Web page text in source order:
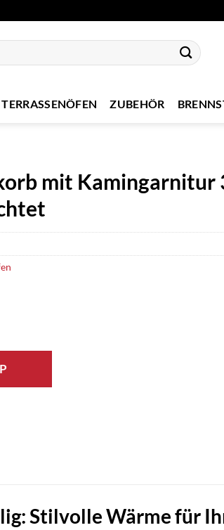
TERRASSENÖFEN ZUBEHÖR
mit Kamingarnitur
Stilvolle Wärme für